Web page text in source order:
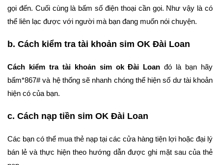
gọi đến. Cuối cùng là bấm số điện thoại cần gọi. Như vậy là có
thể liên lạc được với người mà bạn đang muốn nói chuyện.
b. Cách kiểm tra tài khoản sim OK Đài Loan
Cách kiểm tra tài khoản sim ok Đài Loan đó là bạn hãy
bấm*867# và hệ thống sẽ nhanh chóng thể hiện số dư tài khoản
hiện có của bạn.
c. Cách nạp tiền sim OK Đài Loan
Các bạn có thể mua thẻ nạp tại các cửa hàng tiện lợi hoặc đại lý
bán lẻ và thực hiện theo hướng dẫn được ghi mặt sau của thẻ